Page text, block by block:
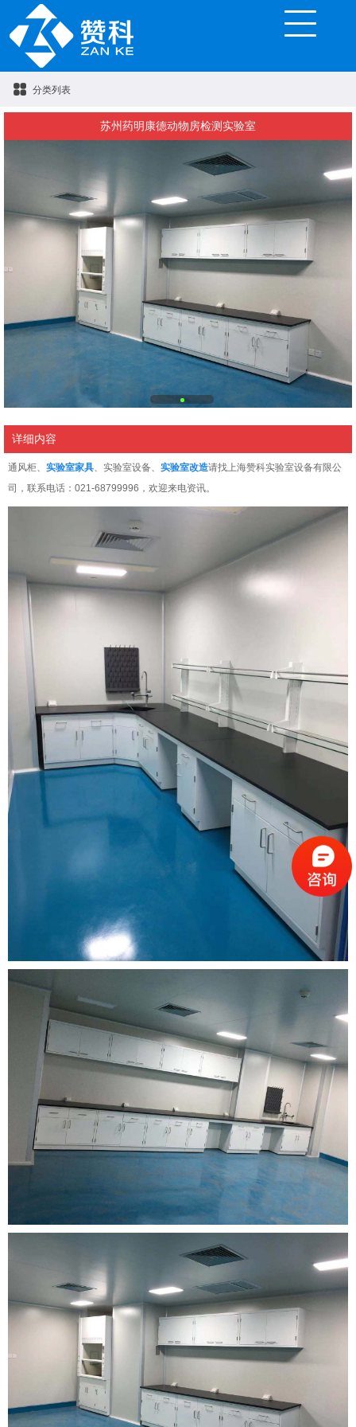
分类列表
苏州药明康德动物房检测实验室
详细内容
通风柜、 实验室家具、实验室设备、 实验室改造请找上海赞科实验室设备有限公
司，联系电话：021-68799996，欢迎来电资讯。